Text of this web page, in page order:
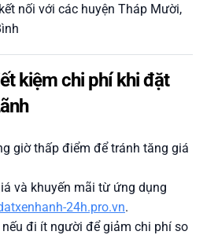
nối với các huyện Tháp Mười,
kiệm chi phí khi đặt
giờ thấp điểm để tránh tăng giá
và khuyến mãi từ ứng dụng
24h.pro.vn.
nếu đi ít người để giảm chi phí so